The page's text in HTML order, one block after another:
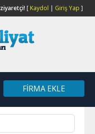
ziyaretçi![ Kaydol | Giriş Yap ]
FIRMA EKLE